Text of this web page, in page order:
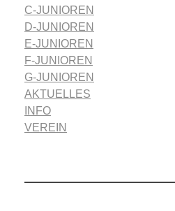
C-JUNIOREN
D-JUNIOREN
E-JUNIOREN
F-JUNIOREN
G-JUNIOREN
AKTUELLES
INFO
VEREIN